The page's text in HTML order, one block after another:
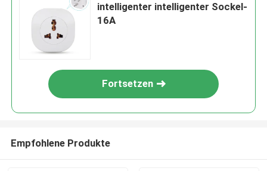
intelligenter intelligenter Sockel-
16A
Fortsetzen
Empfohlene Produkte